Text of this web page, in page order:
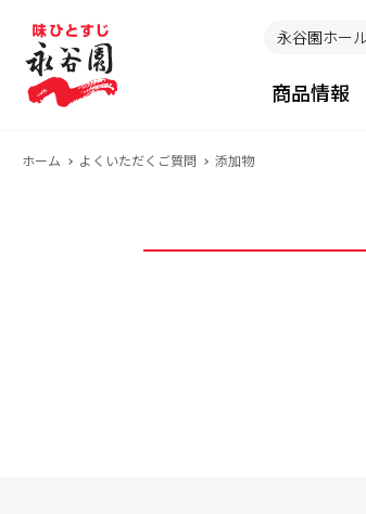
永谷園ホー
商品情報
ホーム よくいただくご質問 添加物